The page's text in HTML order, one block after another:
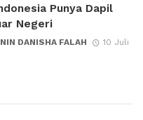
Punya Dapil
Negeri
DANISHA FALAH
10 Juli